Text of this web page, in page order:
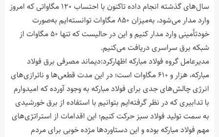
سال‌های گذشته انجام داده تاکنون با احتساب ۱۲۰ مگاواتی که امروز
وارد مدار می‌شود، به‌میزان ۸۵۰ مگاوات توانسته‌ایم به‌صورت
خودتأمینی وارد مدار کنیم و این در حالیست که تنها ۵۰ مگاوات از
شبکه برق سراسری دریافت می‌کنیم.
مدیرعامل گروه فولاد مبارکه اظهارکرد:دیماند مصرفی برق فولاد
مبارکه، هزار و ۶۱۰ مگاوات است؛ در این مدت قطعی‌ها و ناترازی‌های
انرژی چالش‌های جدی برای فولاد مبارکه به وجود آورده که امیدوارم
با تدابیری که در نظر گرفته‌ایم بتوانیم با استفاده از برق خورشیدی
به سمت تولید فولاد سبز حرکت کنیم؛ این اقدامات از استراتژی‌های
مهم فولاد مبارکه بوده و این دستاوردها مژده خوبی برای مردم